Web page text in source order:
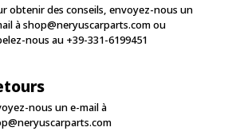
obtenir des conseils, envoyez-nous un
àshop@neryuscarparts.comou
nous au +39-331-6199451
nous un e-mail à